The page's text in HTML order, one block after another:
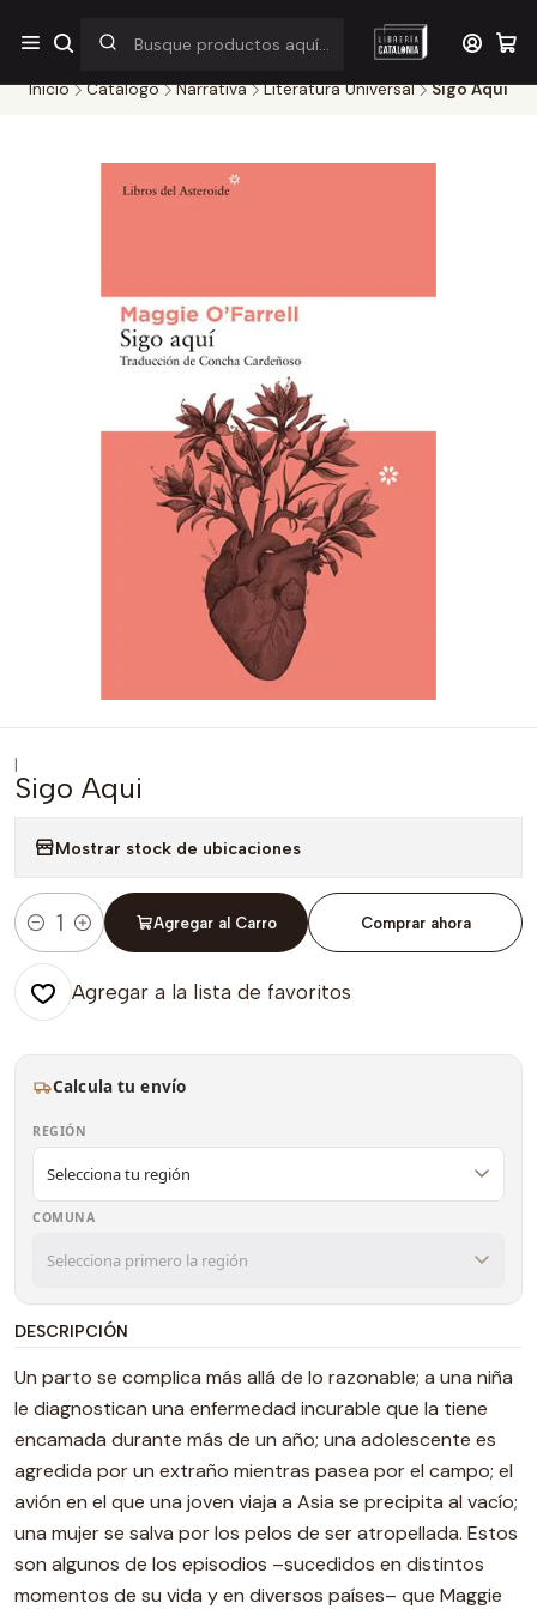
¡Por pocos días! Despacho a $1.000 en RM por compras sobre
$38.000
Inicio Catálogo Narrativa Literatura Universal Sigo Aqui
|
Sigo Aqui
Mostrar stock de ubicaciones
Cantidad
Agregar al Carro Comprar ahora
Agregar a la lista de favoritos
Calcula tu envío
REGIÓN
COMUNA
DESCRIPCIÓN
Un parto se complica más allá de lo razonable; a una niña
le diagnostican una enfermedad incurable que la tiene
encamada durante más de un año; una adolescente es
agredida por un extraño mientras pasea por el campo; el
avión en el que una joven viaja a Asia se precipita al vacío;
una mujer se salva por los pelos de ser atropellada. Estos
son algunos de los episodios –sucedidos en distintos
momentos de su vida y en diversos países– que Maggie